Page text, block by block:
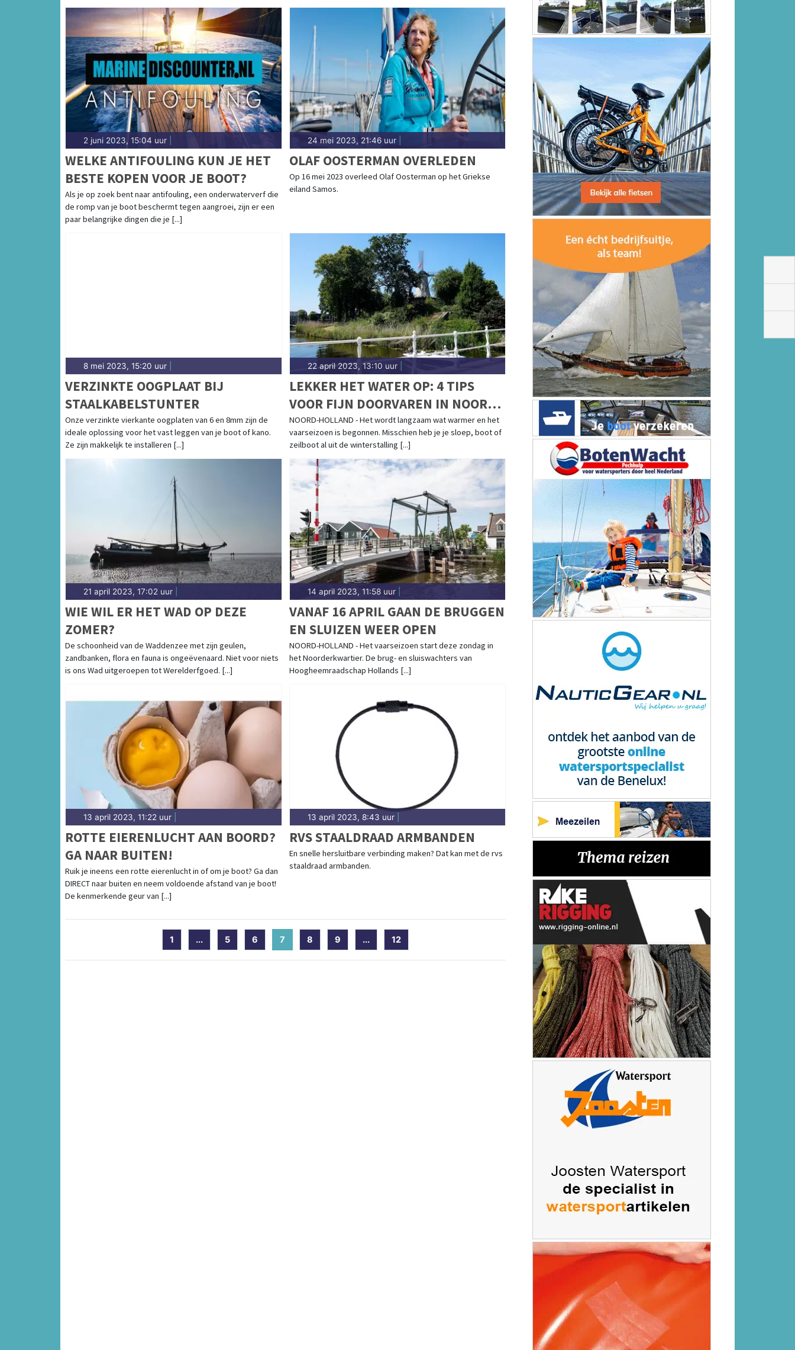
2 juni 2023, 15:04 uur
WELKE ANTIFOULING KUN JE HET
BESTE KOPEN VOOR JE BOOT?
Als je op zoek bent naar antifouling, een onderwaterverf die
de romp van je boot beschermt tegen aangroei, zijn er een
paar belangrijke dingen die je [...]
24 mei 2023, 21:46 uur|
OLAF OOSTERMAN OVERLEDEN
Op 16 mei 2023 overleed Olaf Oosterman op het Griekse
eiland Samos.
8 mei 2023, 15:20 uur
VERZINKTE OOGPLAAT BIJ
STAALKABELSTUNTER
Onze verzinkte vierkante oogplaten van 6 en 8mm zijn de
ideale oplossing voor het vast leggen van je boot of kano.
Ze zijn makkelijk te installeren [...]
22 april 2023, 13:10 uur|
LEKKER HET WATER OP: 4 TIPS
VOOR FIJN DOORVAREN IN NOORD-
HOLLAND
NOORD-HOLLAND - Het wordt langzaam wat warmer en het
vaarseizoen is begonnen. Misschien heb je je sloep, boot of
zeilboot al uit de winterstalling [...]
21 april 2023, 17:02 uur
WIE WIL ER HET WAD OP DEZE
ZOMER?
De schoonheid van de Waddenzee met zijn geulen,
zandbanken, flora en fauna is ongeëvenaard. Niet voor niets
is ons Wad uitgeroepen tot Werelderfgoed. [...]
14 april 2023, 11:58 uur|
VANAF 16 APRIL GAAN DE BRUGGEN
EN SLUIZEN WEER OPEN
NOORD-HOLLAND - Het vaarseizoen start deze zondag in
het Noorderkwartier. De brug- en sluiswachters van
Hoogheemraadschap Hollands [...]
13 april 2023, 11:22 uur
ROTTE EIERENLUCHT AAN BOORD?
GA NAAR BUITEN!
Ruik je ineens een rotte eierenlucht in of om je boot? Ga dan
DIRECT naar buiten en neem voldoende afstand van je boot!
De kenmerkende geur van [...]
13 april 2023, 8:43 uur|
RVS STAALDRAAD ARMBANDEN
En snelle hersluitbare verbinding maken? Dat kan met de rvs
staaldraad armbanden.
1 ... 5 6 7 (current)
8 9 ... 12